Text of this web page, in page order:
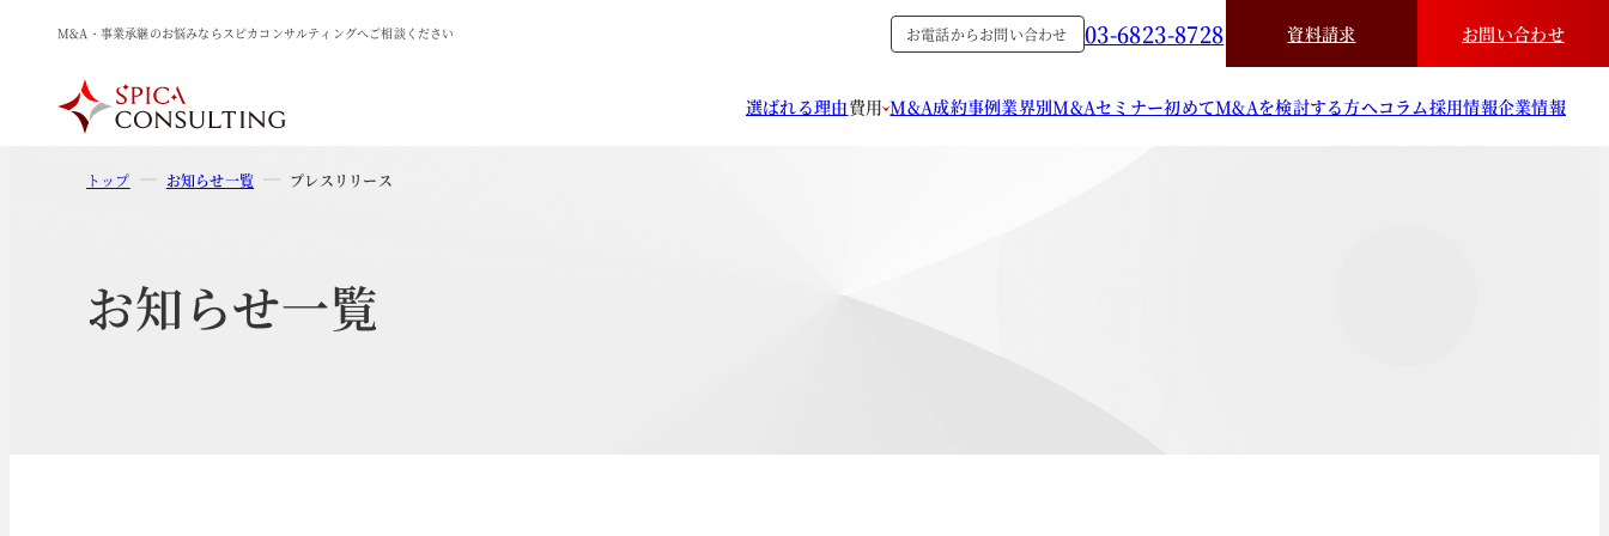
M&A・事業承継のお悩みならスピカコンサルティングへご相談ください お電話からお問い合わせ 03-6823-8728 資料請求 お問い合わせ
選ばれる理由費用 M&A成約事例業界別M&Aセミナー初めてM&Aを検討する方へコラム採用情報企業情報
トップ お知らせ一覧 プレスリリース
お知らせ一覧